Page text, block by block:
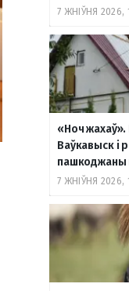
7 ЖНІЎНЯ 2026,
«Ноч жахаў».
Ваўкавыск і
пашкоджаны
7 ЖНІЎНЯ 2026,